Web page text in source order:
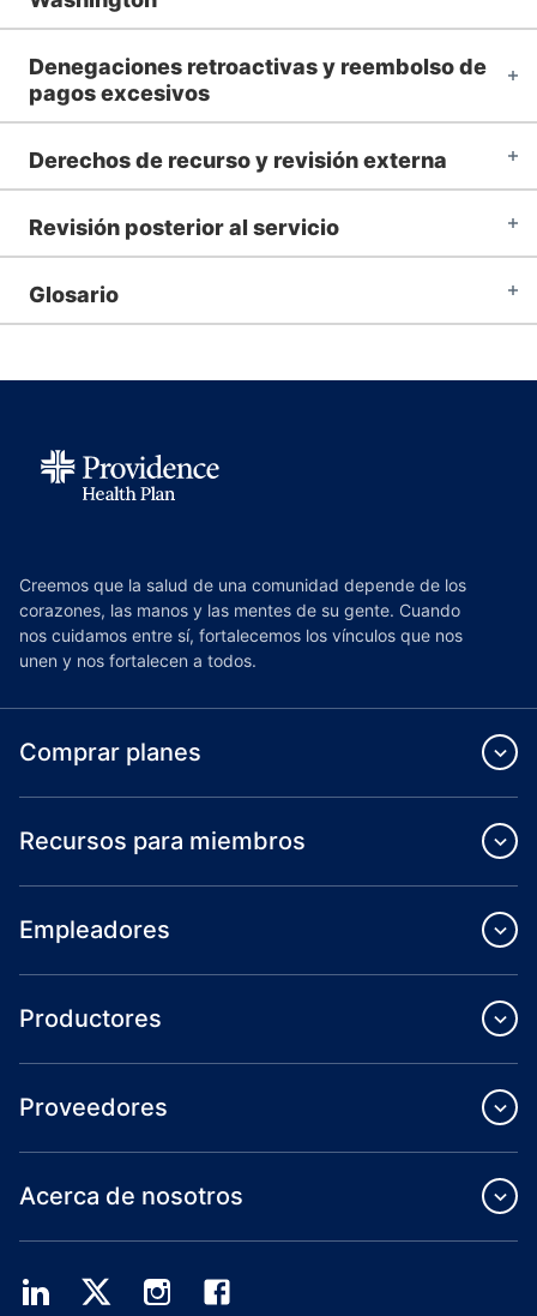
Denegaciones retroactivas y reembolso de
pagos excesivos
Derechos de recurso y revisión externa
Revisión posterior al servicio
Glosario
Creemos que la salud de una comunidad depende de los
corazones, las manos y las mentes de su gente. Cuando
nos cuidamos entre sí, fortalecemos los vínculos que nos
unen y nos fortalecen a todos.
Comprar planes
Recursos para miembros
Empleadores
Productores
Proveedores
Acerca de nosotros